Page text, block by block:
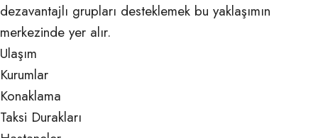
dezavantajlı grupları desteklemek bu yaklaşımın
merkezinde yer alır.
Ulaşım
Kurumlar
Konaklama
Taksi Durakları